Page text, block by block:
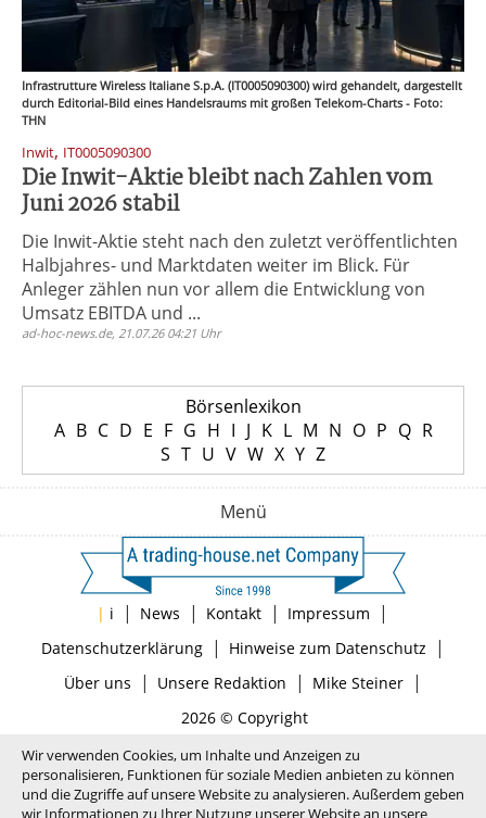
Infrastrutture Wireless Italiane S.p.A. (IT0005090300) wird gehandelt, dargestellt
durch Editorial-Bild eines Handelsraums mit großen Telekom-Charts - Foto:
THN
Inwit, IT0005090300
Die Inwit-Aktie bleibt nach Zahlen vom
Juni 2026 stabil
Die Inwit-Aktie steht nach den zuletzt veröffentlichten
Halbjahres- und Marktdaten weiter im Blick. Für
Anleger zählen nun vor allem die Entwicklung von
Umsatz EBITDA und ...
ad-hoc-news.de, 21.07.26 04:21 Uhr
Börsenlexikon
A B C D E F G H I J K L M N O P Q R
S T U V W X Y Z
Menü
| i | News | Kontakt | Impressum |
Datenschutzerklärung| Hinweise zum Datenschutz |
Über uns | Unsere Redaktion | Mike Steiner|
2026 © Copyright
Wir verwenden Cookies, um Inhalte und Anzeigen zu
personalisieren, Funktionen für soziale Medien anbieten zu können
und die Zugriffe auf unsere Website zu analysieren. Außerdem geben
wir Informationen zu Ihrer Nutzung unserer Website an unsere